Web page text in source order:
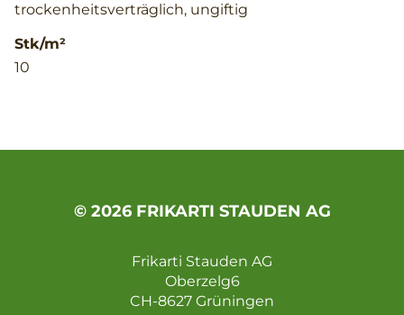
trockenheitsverträglich, ungiftig
Stk/m²
10
© 2026 FRIKARTI STAUDEN AG
Frikarti Stauden AG
Oberzelg6
CH-8627 Grüningen